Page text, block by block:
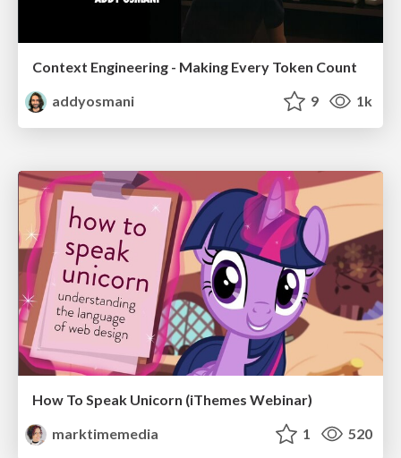
Context Engineering - Making Every Token Count
addyosmani
9 1k
How To Speak Unicorn (iThemes Webinar)
marktimemedia
1 520